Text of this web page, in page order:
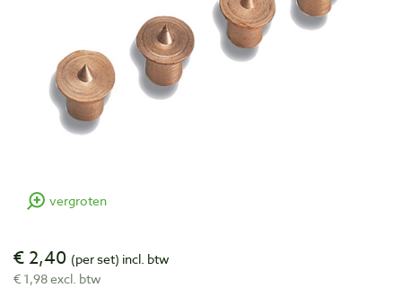
vergroten
€ 2,40 (per set) incl. btw
€ 1,98 excl. btw